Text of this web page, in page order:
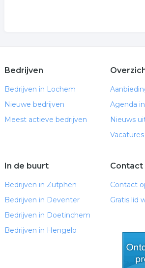
Bedrijven
Bedrijven in Lochem
Nieuwe bedrijven
Meest actieve bedrijven
Agenda
Nieuws
In de buurt
Bedrijven in Zutphen
Bedrijven in Deventer
Bedrijven in Doetinchem
Bedrijven in Hengelo
Contact
Contact
Gratis lid